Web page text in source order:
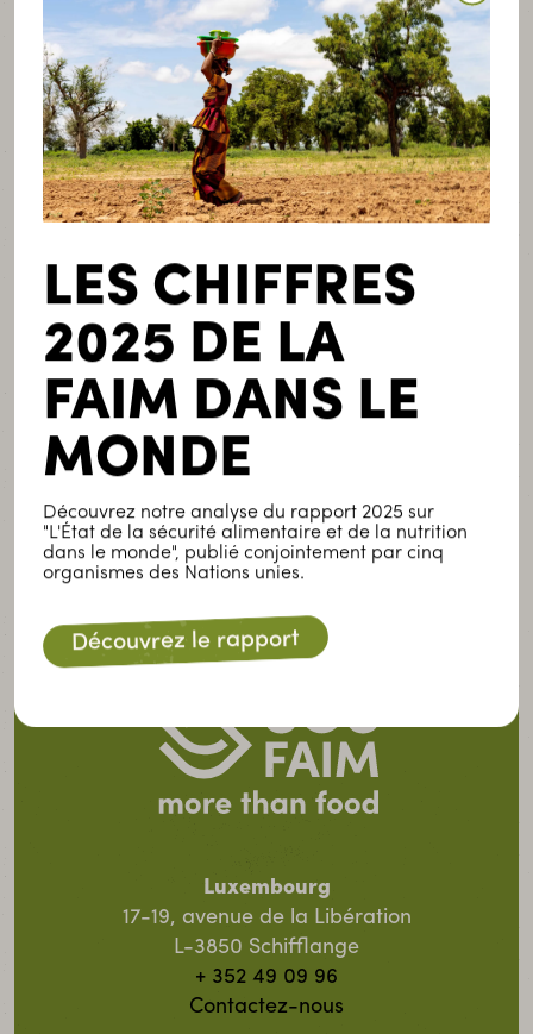
Finance agricole.
Activités
Les CVECA-ON ciblent principalement des clients
ruraux et offre des produits de crédit et d’épargne
adaptés tels que des crédits pour les intrants
agricoles) ou encore du crédit solidaire.
SOS Faim et les CVECA-ON
SOS Faim et les CVECA-ON sont partenaires depuis
2018.
PARTENAIRE
PRÉCÉDENT
PARTENAIRE
SUIVANT
Luxembourg
17-19, avenue de la Libération
L-3850 Schifflange
+ 352 49 09 96
Contactez-nous
LES CHIFFRES
2025 DE LA
FAIM DANS LE
MONDE
Découvrez notre analyse du rapport 2025 sur
"L'État de la sécurité alimentaire et de la nutrition
dans le monde", publié conjointement par cinq
organismes des Nations unies.
Découvrez le rapport